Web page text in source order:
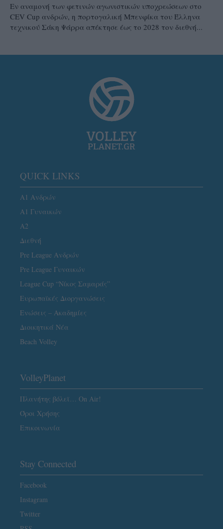
Εν αναμονή των φετινών αγωνιστικών υποχρεώσεων στο
CEV Cup ανδρών, η πορτογαλική Μπενφίκα του Έλληνα
τεχνικού Σάκη Ψάρρα απέκτησε έως το 2028 τον διεθνή...
QUICK LINKS
Α1 Ανδρών
Α1 Γυναικών
A2
Διεθνή
Pre League Ανδρών
Pre League Γυναικών
League Cup “Νίκος Σαμαράς”
Ευρωπαϊκές Διοργανώσεις
Ενώσεις – Ακαδημίες
Διοικητικά Νέα
Beach Volley
VolleyPlanet
Πλανήτης βόλεϊ… On Air!
Όροι Χρήσης
Επικοινωνία
Stay Connected
Facebook
Instagram
Twitter